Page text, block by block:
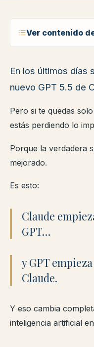
Ver contenido
En los últimos días
nuevo GPT 5.5 de
Pero si te quedas
estás perdiendo lo
Porque la verdadera
mejorado.
Es esto:
Claude
GPT…
y GPT
Claude.
Y eso cambia
inteligencia artificial